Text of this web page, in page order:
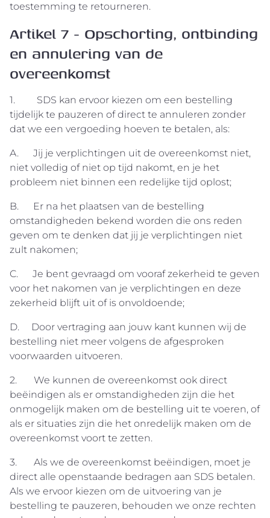
toestemming te retourneren.
Artikel 7 - Opschorting, ontbinding
en annulering van de
overeenkomst
1. SDS kan ervoor kiezen om een bestelling
tijdelijk te pauzeren of direct te annuleren zonder
dat we een vergoeding hoeven te betalen, als:
A. Jij je verplichtingen uit de overeenkomst niet,
niet volledig of niet op tijd nakomt, en je het
probleem niet binnen een redelijke tijd oplost;
B. Er na het plaatsen van de bestelling
omstandigheden bekend worden die ons reden
geven om te denken dat jij je verplichtingen niet
zult nakomen;
C. Je bent gevraagd om vooraf zekerheid te geven
voor het nakomen van je verplichtingen en deze
zekerheid blijft uit of is onvoldoende;
D. Door vertraging aan jouw kant kunnen wij de
bestelling niet meer volgens de afgesproken
voorwaarden uitvoeren.
2. We kunnen de overeenkomst ook direct
beëindigen als er omstandigheden zijn die het
onmogelijk maken om de bestelling uit te voeren, of
als er situaties zijn die het onredelijk maken om de
overeenkomst voort te zetten.
3. Als we de overeenkomst beëindigen, moet je
direct alle openstaande bedragen aan SDS betalen.
Als we ervoor kiezen om de uitvoering van je
bestelling te pauzeren, behouden we onze rechten